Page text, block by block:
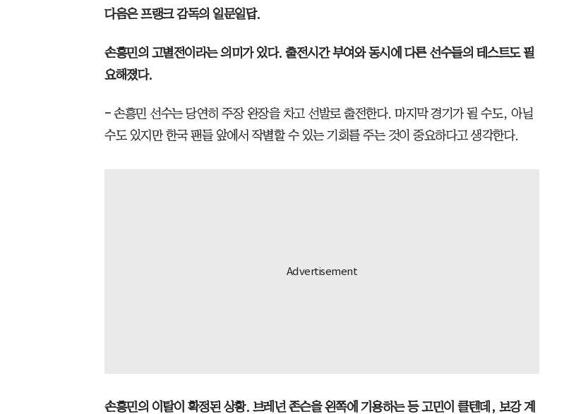
다음은 프랭크 감독의 일문일답.
손흥민의 고별전이라는 의미가 있다. 출전시간 부여와 동시에 다른 선수들의 테스트도 필
요해졌다.
- 손흥민 선수는 당연히 주장 완장을 차고 선발로 출전한다. 마지막 경기가 될 수도, 아닐
수도 있지만 한국 팬들 앞에서 작별할 수 있는 기회를 주는 것이 중요하다고 생각한다.
손흥민의 이탈이 확정된 상황. 브레넌 존슨을 왼쪽에 기용하는 등 고민이 클텐데, 보강 계